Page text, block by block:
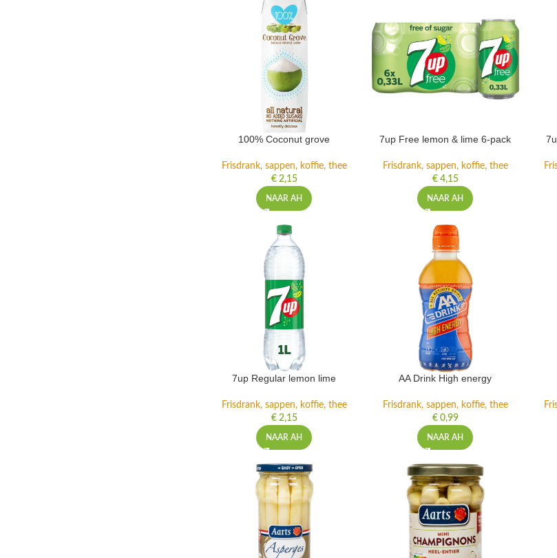
100% Coconut grove
Frisdrank, sappen, koffie, thee
€2,15
NAAR AH
7up Free lemon & lime 6-pack
Frisdrank, sappen, koffie, thee
€4,15
NAAR AH
7up Regular lemon lime
Frisdrank, sappen, koffie, thee
€2,15
NAAR AH
AA Drink High energy
Frisdrank, sappen, koffie, thee
€0,99
NAAR AH